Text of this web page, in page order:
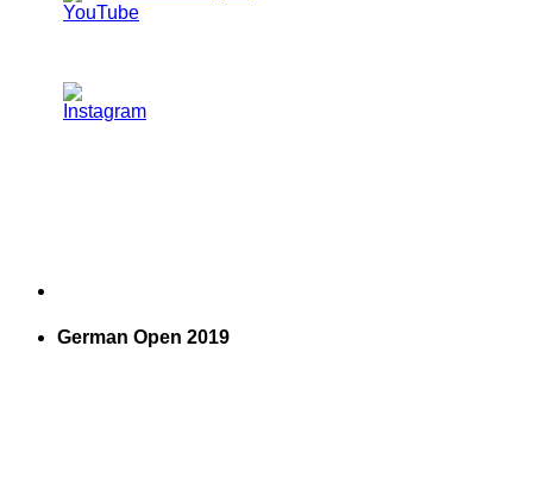
German Open 2019